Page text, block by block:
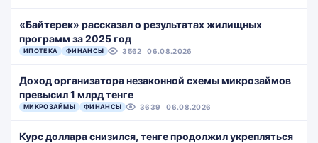
«Байтерек» рассказал о результатах жилищных
программ за 2025 год
ИПОТЕКА ФИНАНСЫ 3562 06.08.2026
Доход организатора незаконной схемы микрозаймов
превысил 1 млрд тенге
МИКРОЗАЙМЫ ФИНАНСЫ 3639 06.08.2026
Курс доллара снизился, тенге продолжил укрепляться